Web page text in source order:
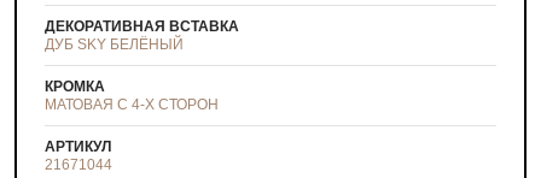
ДЕКОРАТИВНАЯ ВСТАВКА
ДУБ SKY БЕЛЁНЫЙ
КРОМКА
МАТОВАЯ С 4-Х СТОРОН
АРТИКУЛ
21671044